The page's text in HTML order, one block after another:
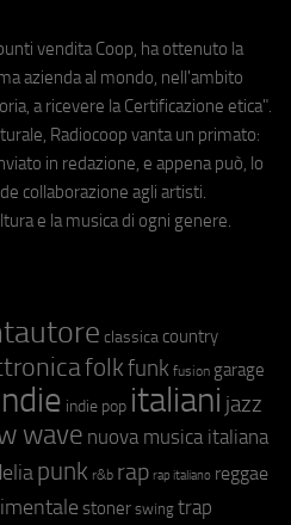
vendita Coop, ha ottenuto la
azienda al mondo, nell'ambito
a ricevere la Certificazione etica".
Radiocoop vanta un primato:
in redazione, e appena può, lo
collaborazione agli artisti.
e la musica di ogni genere.
classica country
folkfunk fusion garage
indie pop italiani jazz
wave nuova musica italiana
punk r&b rap rap italiano reggae
stoner swing trap